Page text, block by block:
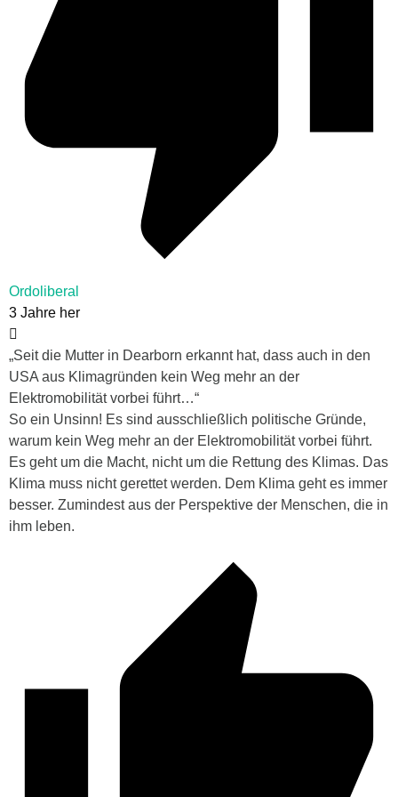
Ordoliberal
3 Jahre her
„Seit die Mutter in Dearborn erkannt hat, dass auch in den
USA aus Klimagründen kein Weg mehr an der
Elektromobilität vorbei führt…“
So ein Unsinn! Es sind ausschließlich politische Gründe,
warum kein Weg mehr an der Elektromobilität vorbei führt.
Es geht um die Macht, nicht um die Rettung des Klimas. Das
Klima muss nicht gerettet werden. Dem Klima geht es immer
besser. Zumindest aus der Perspektive der Menschen, die in
ihm leben.